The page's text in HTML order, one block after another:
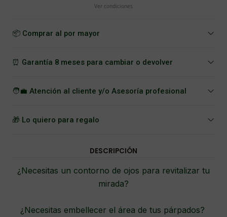
Ver condiciones
📦 Comprar al por mayor
⏰ Garantía 8 meses para cambiar o devolver
🧑‍💼 Atención al cliente y/o Asesoría profesional
🎁 Lo quiero para regalo
DESCRIPCIÓN
¿Necesitas un contorno de ojos para revitalizar tu
mirada?
¿Necesitas embellecer el área de tus párpados?